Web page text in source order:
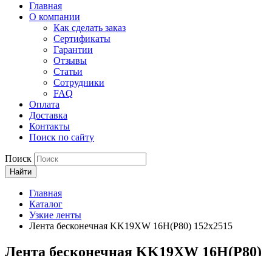
Главная
О компании
Как сделать заказ
Сертификаты
Гарантии
Отзывы
Статьи
Сотрудники
FAQ
Оплата
Доставка
Контакты
Поиск по сайту
Поиск
Найти
Главная
Каталог
Узкие ленты
Лента бесконечная KK19XW 16H(P80) 152х2515
Лента бесконечная KK19XW 16H(P80)